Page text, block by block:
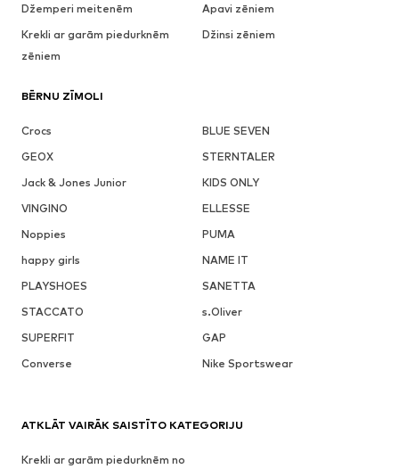
Džemperi meitenēm
Apavi zēniem
Krekli ar garām piedurknēm
zēniem
Džinsi zēniem
BĒRNU ZĪMOLI
Crocs
BLUE SEVEN
GEOX
STERNTALER
Jack & Jones Junior
KIDS ONLY
VINGINO
ELLESSE
Noppies
PUMA
happy girls
NAME IT
PLAYSHOES
SANETTA
STACCATO
s.Oliver
SUPERFIT
GAP
Converse
Nike Sportswear
ATKLĀT VAIRĀK SAISTĪTO KATEGORIJU
Krekli ar garām piedurknēm no